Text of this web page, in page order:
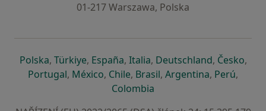
01-217 Warszawa, Polska
Polskase otevře v nové záložce
, Türkiyese otevře v nové záložce
, Españase otevře v nové záložce
, Italiase otevře v nové záložce
, Deutschlandse otevře v
, Českose
,
Portugalse otevře v nové záložce
, Méxicose otevře v nové záložce
, Chilese otevře v nové záložce
, Brasilse otevře v nové
, Argentinase otevře v
, Perúse
,
Colombia